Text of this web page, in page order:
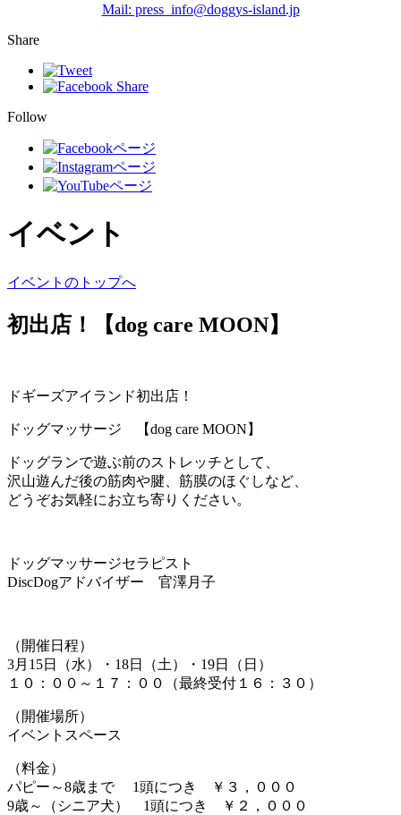
Mail: press_info@doggys-island.jp
Share
Follow
イベント
イベントのトップへ
初出店！【dog care MOON】
ドギーズアイランド初出店！
ドッグマッサージ 【dog care MOON】
ドッグランで遊ぶ前のストレッチとして、
沢山遊んだ後の筋肉や腱、筋膜のほぐしなど、
どうぞお気軽にお立ち寄りください。
ドッグマッサージセラピスト
DiscDogアドバイザー 官澤月子
（開催日程）
3月15日（水）・18日（土）・19日（日）
１０：００～１７：００（最終受付１６：３０）
（開催場所）
イベントスペース
（料金）
パピー～8歳まで 1頭につき ￥３，０００
9歳～（シニア犬） 1頭につき ￥２，０００